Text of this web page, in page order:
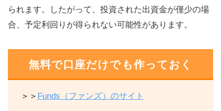
られます。したがって、投資された出資金が僅少の場
合、予定利回りが得られない可能性があります。
無料で口座だけでも作っておく
＞＞ Funds（ファンズ）のサイト